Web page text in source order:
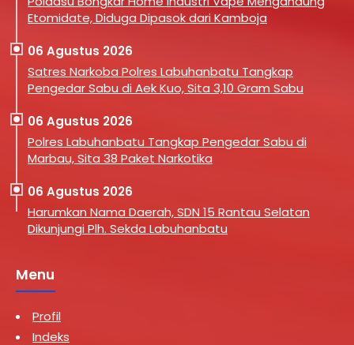
Etomidate, Diduga Dipasok dari Kamboja
06 Agustus 2026
Satres Narkoba Polres Labuhanbatu Tangkap
Pengedar Sabu di Aek Kuo, Sita 3,10 Gram Sabu
06 Agustus 2026
Polres Labuhanbatu Tangkap Pengedar Sabu di
Marbau, Sita 38 Paket Narkotika
06 Agustus 2026
Harumkan Nama Daerah, SDN 15 Rantau Selatan
Dikunjungi Plh. Sekda Labuhanbatu
Menu
Profil
Indeks